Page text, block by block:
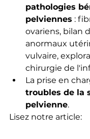
pathologies
pelviennes :
ovariens, bilan
anormaux
vulvaire,
chirurgie de
La prise en
troubles de la
pelvienne.
Lisez notre article: